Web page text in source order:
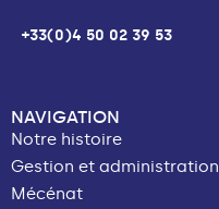
+33(0)4 50 02 39 53
NAVIGATION
Notre histoire
Gestion et administration
Mécénat